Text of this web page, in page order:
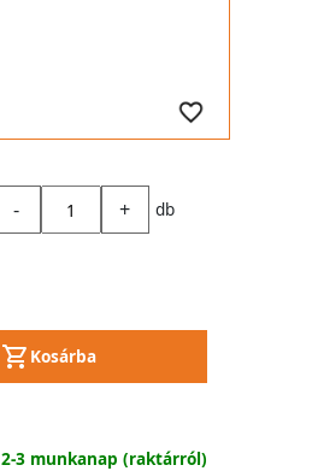
- + db
Kosárba
2-3 munkanap (raktárról)